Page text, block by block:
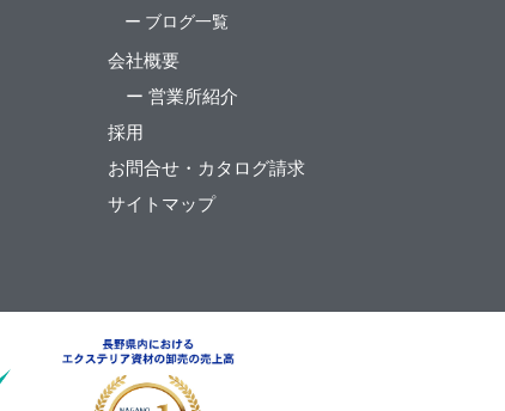
ー ブログ一覧
会社概要
ー 営業所紹介
採用
お問合せ・カタログ請求
サイトマップ